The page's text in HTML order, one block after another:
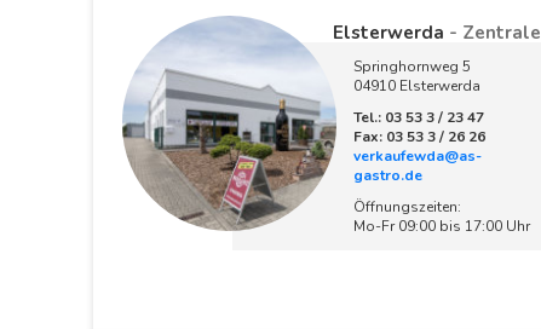
Elsterwerda - Zentrale
Springhornweg 5
04910 Elsterwerda
Tel.: 03 53 3 / 23 47
Fax: 03 53 3 / 26 26
verkaufewda@as-
gastro.de
Öffnungszeiten:
Mo-Fr 09:00 bis 17:00 Uhr